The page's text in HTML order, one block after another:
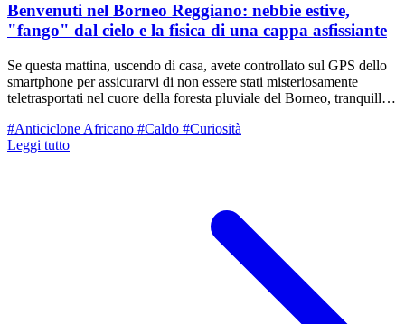
Benvenuti nel Borneo Reggiano: nebbie estive,
"fango" dal cielo e la fisica di una cappa asfissiante
Se questa mattina, uscendo di casa, avete controllato sul GPS dello
smartphone per assicurarvi di non essere stati misteriosamente
teletrasportati nel cuore della foresta pluviale del Borneo, tranquilli:
di questo venerdì 17 luglio ci ha regalato uno scenario
meteorologico surreale, caratterizzato da un cielo plumbeo, foschie
provincia si è trasformata in una gigantesca serra tropicale.
#Anticiclone Africano #Caldo #Curiosità
Leggi tutto